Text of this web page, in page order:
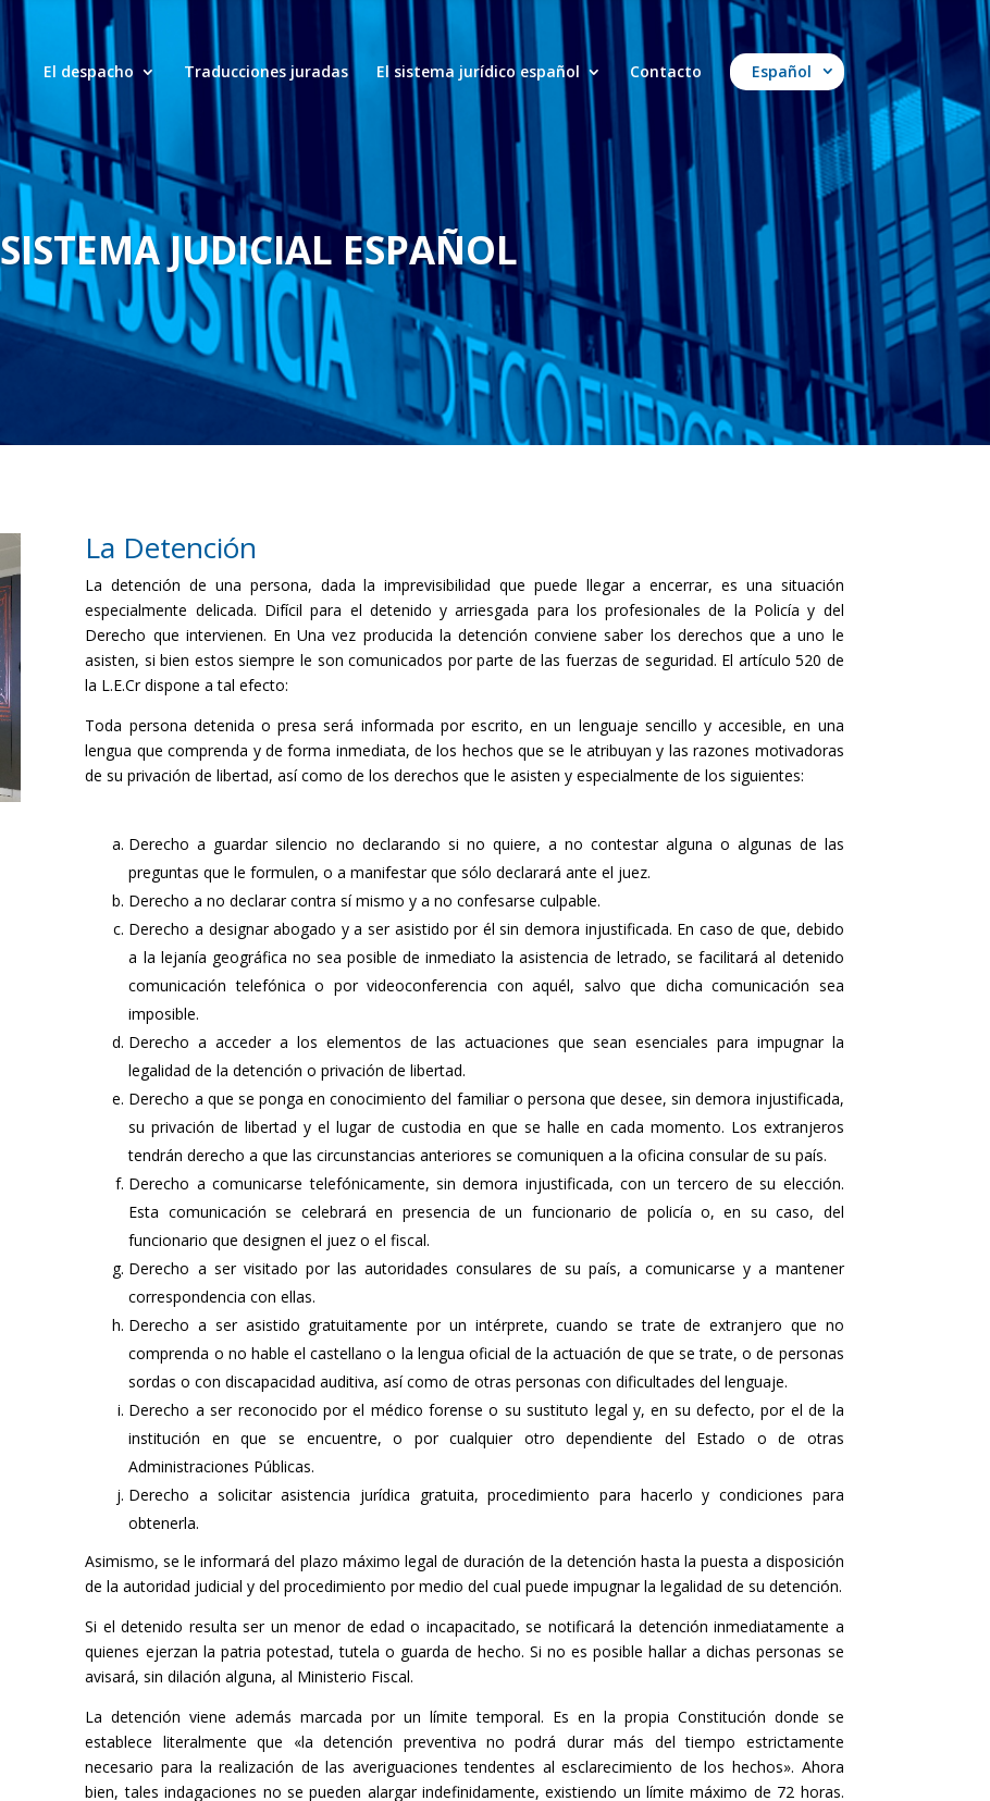
El despacho Traducciones juradas El sistema jurídico español Contacto Español
SISTEMA JUDICIAL ESPAÑOL
La Detención
La detención de una persona, dada la imprevisibilidad que puede llegar a encerrar, es una situación
especialmente delicada. Difícil para el detenido y arriesgada para los profesionales de la Policía y del
Derecho que intervienen. En Una vez producida la detención conviene saber los derechos que a uno le
asisten, si bien estos siempre le son comunicados por parte de las fuerzas de seguridad. El artículo 520 de
la L.E.Cr dispone a tal efecto:
Toda persona detenida o presa será informada por escrito, en un lenguaje sencillo y accesible, en una
lengua que comprenda y de forma inmediata, de los hechos que se le atribuyan y las razones motivadoras
de su privación de libertad, así como de los derechos que le asisten y especialmente de los siguientes:
Derecho a guardar silencio no declarando si no quiere, a no contestar alguna o algunas de las
preguntas que le formulen, o a manifestar que sólo declarará ante el juez.
Derecho a no declarar contra sí mismo y a no confesarse culpable.
Derecho a designar abogado y a ser asistido por él sin demora injustificada. En caso de que, debido
a la lejanía geográfica no sea posible de inmediato la asistencia de letrado, se facilitará al detenido
comunicación telefónica o por videoconferencia con aquél, salvo que dicha comunicación sea
imposible.
Derecho a acceder a los elementos de las actuaciones que sean esenciales para impugnar la
legalidad de la detención o privación de libertad.
Derecho a que se ponga en conocimiento del familiar o persona que desee, sin demora injustificada,
su privación de libertad y el lugar de custodia en que se halle en cada momento. Los extranjeros
tendrán derecho a que las circunstancias anteriores se comuniquen a la oficina consular de su país.
Derecho a comunicarse telefónicamente, sin demora injustificada, con un tercero de su elección.
Esta comunicación se celebrará en presencia de un funcionario de policía o, en su caso, del
funcionario que designen el juez o el fiscal.
Derecho a ser visitado por las autoridades consulares de su país, a comunicarse y a mantener
correspondencia con ellas.
Derecho a ser asistido gratuitamente por un intérprete, cuando se trate de extranjero que no
comprenda o no hable el castellano o la lengua oficial de la actuación de que se trate, o de personas
sordas o con discapacidad auditiva, así como de otras personas con dificultades del lenguaje.
Derecho a ser reconocido por el médico forense o su sustituto legal y, en su defecto, por el de la
institución en que se encuentre, o por cualquier otro dependiente del Estado o de otras
Administraciones Públicas.
Derecho a solicitar asistencia jurídica gratuita, procedimiento para hacerlo y condiciones para
obtenerla.
Asimismo, se le informará del plazo máximo legal de duración de la detención hasta la puesta a disposición
de la autoridad judicial y del procedimiento por medio del cual puede impugnar la legalidad de su detención.
Si el detenido resulta ser un menor de edad o incapacitado, se notificará la detención inmediatamente a
quienes ejerzan la patria potestad, tutela o guarda de hecho. Si no es posible hallar a dichas personas se
avisará, sin dilación alguna, al Ministerio Fiscal.
La detención viene además marcada por un límite temporal. Es en la propia Constitución donde se
establece literalmente que «la detención preventiva no podrá durar más del tiempo estrictamente
necesario para la realización de las averiguaciones tendentes al esclarecimiento de los hechos». Ahora
bien, tales indagaciones no se pueden alargar indefinidamente, existiendo un límite máximo de 72 horas.